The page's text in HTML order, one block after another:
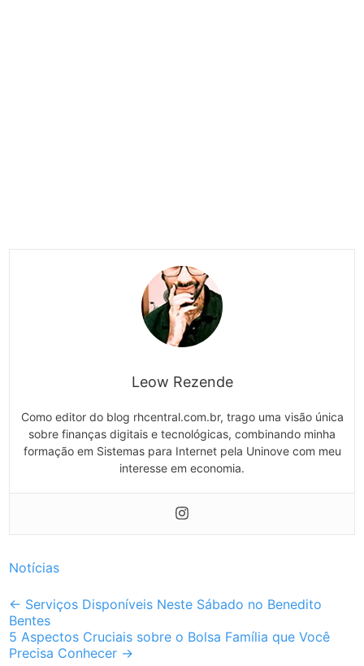
Leow Rezende
Como editor do blog rhcentral.com.br, trago uma visão única
sobre finanças digitais e tecnológicas, combinando minha
formação em Sistemas para Internet pela Uninove com meu
interesse em economia.
Notícias
Post
navigation
← Serviços Disponíveis Neste Sábado no Benedito
Bentes
5 Aspectos Cruciais sobre o Bolsa Família que Você
Precisa Conhecer →